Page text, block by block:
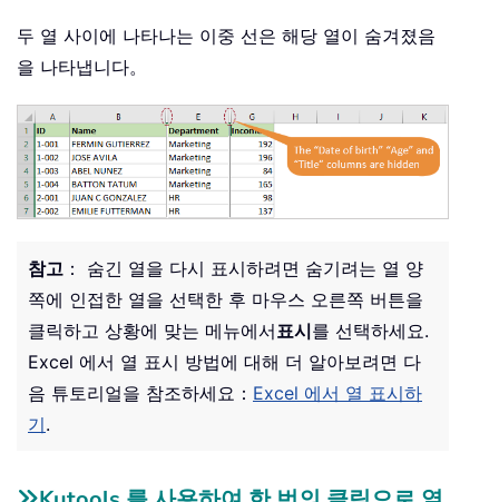
두 열 사이에 나타나는 이중 선은 해당 열이 숨겨졌음
을 나타냅니다。
참고 ： 숨긴 열을 다시 표시하려면 숨기려는 열 양
쪽에 인접한 열을 선택한 후 마우스 오른쪽 버튼을
클릭하고 상황에 맞는 메뉴에서표시를 선택하세요.
Excel 에서 열 표시 방법에 대해 더 알아보려면 다
음 튜토리얼을 참조하세요： Excel 에서 열 표시하
기.